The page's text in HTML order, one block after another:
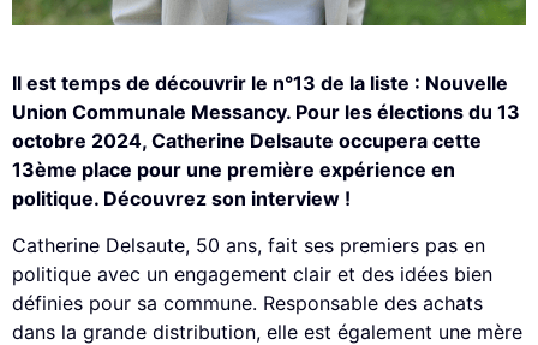
Il est temps de découvrir le n°13 de la liste : Nouvelle
Union Communale Messancy. Pour les élections du 13
octobre 2024, Catherine Delsaute occupera cette
13ème place pour une première expérience en
politique. Découvrez son interview !
Catherine Delsaute, 50 ans, fait ses premiers pas en
politique avec un engagement clair et des idées bien
définies pour sa commune. Responsable des achats
dans la grande distribution, elle est également une mère